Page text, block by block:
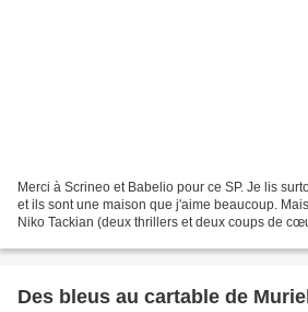
Merci à Scrineo et Babelio pour ce SP. Je lis
et ils sont une maison que j'aime beaucoup.
Niko Tackian (deux thrillers et deux coups de
Des bleus au cartable de